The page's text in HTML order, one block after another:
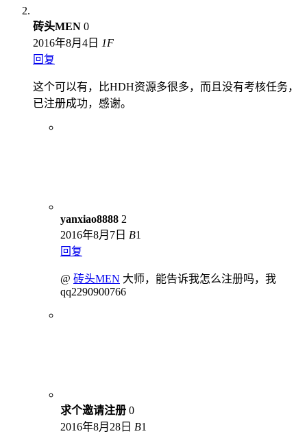
砖头MEN 0
2016年8月4日 1F
回复
这个可以有，比HDH资源多很多，而且没有考核任务，
已注册成功，感谢。
yanxiao8888 2
2016年8月7日 B1
回复
@ 砖头MEN 大师，能告诉我怎么注册吗，我
qq2290900766
求个邀请注册 0
2016年8月28日 B1